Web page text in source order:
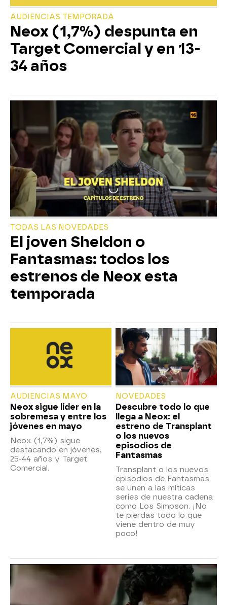
AUDIENCIAS TEMPORADA
Neox (1,7%) despunta en
Target Comercial y en 13-
34 años
TODAS LAS NOVEDADES
El joven Sheldon o
Fantasmas: todos los
estrenos de Neox esta
temporada
AUDIENCIAS MAYO
Neox sigue líder en la
sobremesa y entre los
jóvenes en mayo
Neox (1,7%) sigue
destacando en jóvenes,
25-44 años y Target
Comercial.
NOVEDADES
Descubre todo lo que
llega a Neox: el
estreno de Transplant
o los nuevos
episodios de
Fantasmas
Transplant o los nuevos
episodios de Fantasmas
se unen a las míticas
series de nuestra cadena
como Los Simpson. ¡No
te pierdas todo lo que
viene dentro de muy
poco!